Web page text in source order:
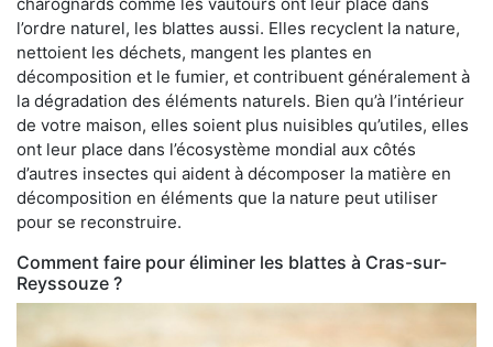
charognards comme les vautours ont leur place dans
l’ordre naturel, les blattes aussi. Elles recyclent la nature,
nettoient les déchets, mangent les plantes en
décomposition et le fumier, et contribuent généralement à
la dégradation des éléments naturels. Bien qu’à l’intérieur
de votre maison, elles soient plus nuisibles qu’utiles, elles
ont leur place dans l’écosystème mondial aux côtés
d’autres insectes qui aident à décomposer la matière en
décomposition en éléments que la nature peut utiliser
pour se reconstruire.
Comment faire pour éliminer les blattes à Cras-sur-
Reyssouze ?